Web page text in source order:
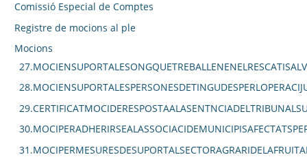
Comissió Especial de Comptes
Registre de mocions al ple
Mocions